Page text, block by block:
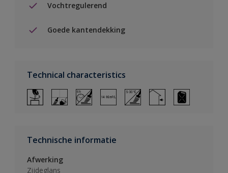
Vochtregulerend
Goede kantendekking
Technical characteristics
Technische informatie
Afwerking
Zijdeglans